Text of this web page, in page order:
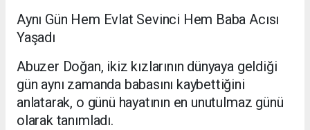
Aynı Gün Hem Evlat Sevinci Hem Baba Acısı
Yaşadı
Abuzer Doğan, ikiz kızlarının dünyaya geldiği
gün aynı zamanda babasını kaybettiğini
anlatarak, o günü hayatının en unutulmaz günü
olarak tanımladı.